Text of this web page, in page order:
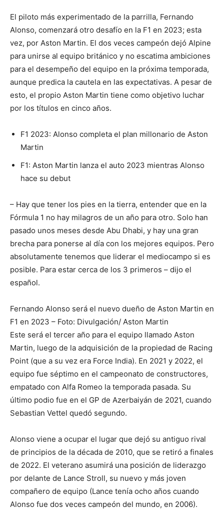
El piloto más experimentado de la parrilla, Fernando
Alonso, comenzará otro desafío en la F1 en 2023; esta
vez, por Aston Martin. El dos veces campeón dejó Alpine
para unirse al equipo británico y no escatima ambiciones
para el desempeño del equipo en la próxima temporada,
aunque predica la cautela en las expectativas. A pesar de
esto, el propio Aston Martin tiene como objetivo luchar
por los títulos en cinco años.
F1 2023: Alonso completa el plan millonario de Aston
Martin
F1: Aston Martin lanza el auto 2023 mientras Alonso
hace su debut
– Hay que tener los pies en la tierra, entender que en la
Fórmula 1 no hay milagros de un año para otro. Solo han
pasado unos meses desde Abu Dhabi, y hay una gran
brecha para ponerse al día con los mejores equipos. Pero
absolutamente tenemos que liderar el mediocampo si es
posible. Para estar cerca de los 3 primeros – dijo el
español.
Fernando Alonso será el nuevo dueño de Aston Martin en
F1 en 2023 – Foto: Divulgación/ Aston Martin
Este será el tercer año para el equipo llamado Aston
Martin, luego de la adquisición de la propiedad de Racing
Point (que a su vez era Force India). En 2021 y 2022, el
equipo fue séptimo en el campeonato de constructores,
empatado con Alfa Romeo la temporada pasada. Su
último podio fue en el GP de Azerbaiyán de 2021, cuando
Sebastian Vettel quedó segundo.
Alonso viene a ocupar el lugar que dejó su antiguo rival
de principios de la década de 2010, que se retiró a finales
de 2022. El veterano asumirá una posición de liderazgo
por delante de Lance Stroll, su nuevo y más joven
compañero de equipo (Lance tenía ocho años cuando
Alonso fue dos veces campeón del mundo, en 2006).